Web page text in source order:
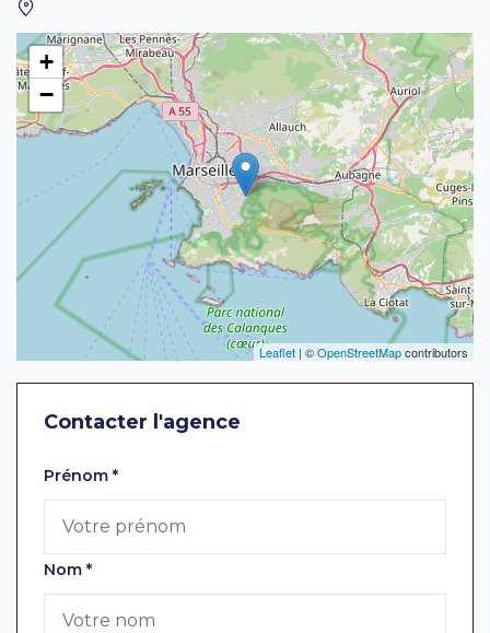
+
−
Leaflet | ©OpenStreetMapcontributors
Contacter l'agence
Laissez ce champ vide
Prénom *
Nom *